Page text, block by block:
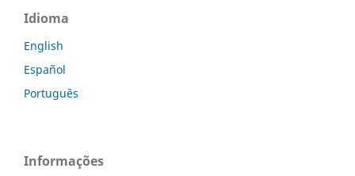
Idioma
English
Español
Português
Informações